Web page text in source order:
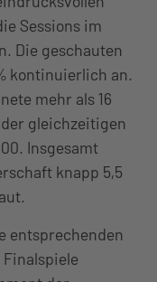
Sessions im
Die geschauten
kontinuierlich an.
mehr als 16
gleichzeitigen
Insgesamt
knapp 5,5
entsprechenden